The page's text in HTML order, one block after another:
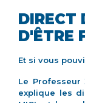
DIRECT
D'ÊTRE
Et si vous
Le Professeur
explique les